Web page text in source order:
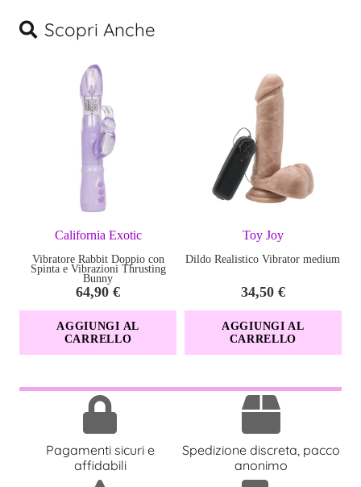
Scopri Anche
California Exotic
Vibratore Rabbit Doppio con
Spinta e Vibrazioni Thrusting
Bunny
64,90€
AGGIUNGI AL
CARRELLO
Toy Joy
Dildo Realistico Vibrator medium
34,50 €
AGGIUNGI AL
CARRELLO
Pagamenti sicuri e
affidabili
Spedizione discreta, pacco
anonimo